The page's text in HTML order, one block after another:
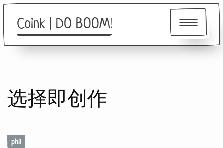
Coink | DO BOOM!
选择即创作
phil